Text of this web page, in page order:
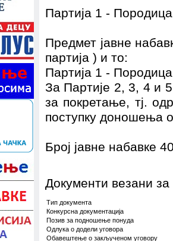
Партија 1 -
Предмет јавне
партија ) и то:
Партија 1 -
За Партије 2, 3, 4 и
за покретање, тј.
поступку доношења
Број јавне набавке
Документи везани за
Тип документа
Конкурсна документација
Позив за подношење понуда
Одлука о додели уговора
Обавештење о закљученом уговору